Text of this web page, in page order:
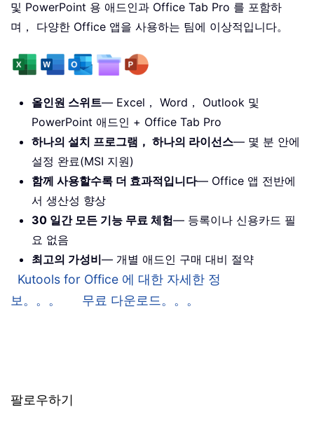
및 PowerPoint 용 애드인과 Office Tab Pro 를 포함하
며， 다양한 Office 앱을 사용하는 팀에 이상적입니다。
올인원 스위트— Excel， Word， Outlook 및
PowerPoint 애드인 + Office Tab Pro
하나의 설치 프로그램， 하나의 라이선스— 몇 분 안에
설정 완료(MSI 지원)
함께 사용할수록 더 효과적입니다— Office 앱 전반에
서 생산성 향상
30 일간 모든 기능 무료 체험— 등록이나 신용카드 필
요 없음
최고의 가성비— 개별 애드인 구매 대비 절약
Kutools for Office 에 대한 자세한 정
보。。。
무료 다운로드。。。
팔로우하기